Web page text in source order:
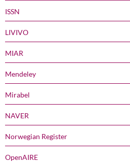
ISSN
LIVIVO
MIAR
Mendeley
Mirabel
NAVER
Norwegian Register
OpenAIRE